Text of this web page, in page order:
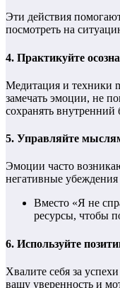
Эти действия
посмотреть на
4. Практикуйте
Медитация и техники
замечать эмоции, не
сохранять
5. Управляйте
Эмоции часто
негативные
Вместо «Я не
ресурсы, чтобы
6. Используйте
Хвалите себя за
вашу уверенность и